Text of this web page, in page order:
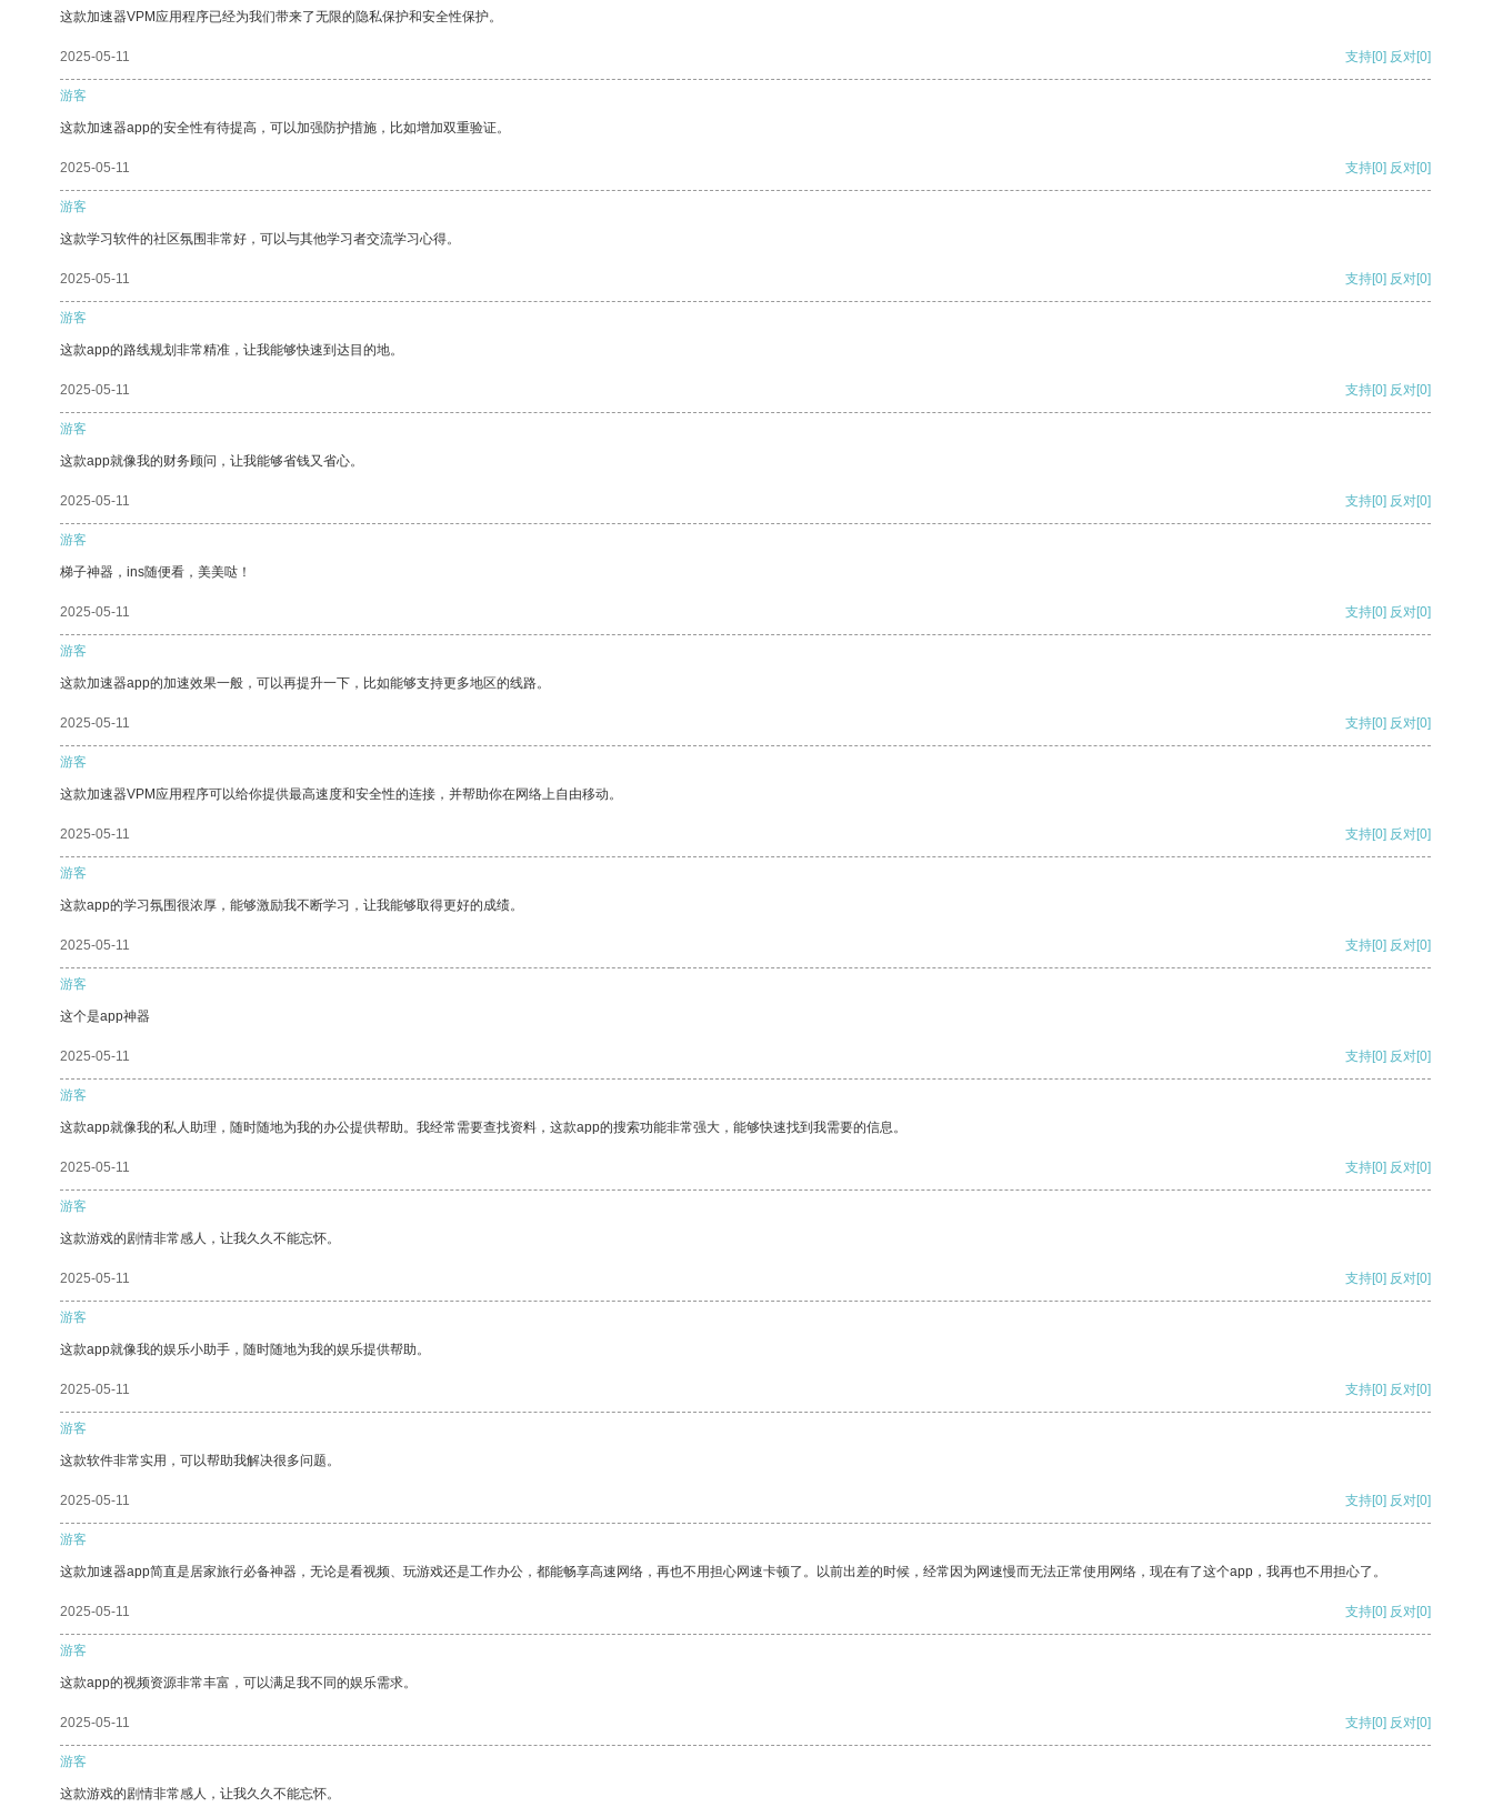
这款加速器VPM应用程序已经为我们带来了无限的隐私保护和安全性保护。
2025-05-11 支持[0] 反对[0]
游客
这款加速器app的安全性有待提高，可以加强防护措施，比如增加双重验证。
2025-05-11 支持[0] 反对[0]
游客
这款学习软件的社区氛围非常好，可以与其他学习者交流学习心得。
2025-05-11 支持[0] 反对[0]
游客
这款app的路线规划非常精准，让我能够快速到达目的地。
2025-05-11 支持[0] 反对[0]
游客
这款app就像我的财务顾问，让我能够省钱又省心。
2025-05-11 支持[0] 反对[0]
游客
梯子神器，ins随便看，美美哒！
2025-05-11 支持[0] 反对[0]
游客
这款加速器app的加速效果一般，可以再提升一下，比如能够支持更多地区的线路。
2025-05-11 支持[0] 反对[0]
游客
这款加速器VPM应用程序可以给你提供最高速度和安全性的连接，并帮助你在网络上自由移动。
2025-05-11 支持[0] 反对[0]
游客
这款app的学习氛围很浓厚，能够激励我不断学习，让我能够取得更好的成绩。
2025-05-11 支持[0] 反对[0]
游客
这个是app神器
2025-05-11 支持[0] 反对[0]
游客
这款app就像我的私人助理，随时随地为我的办公提供帮助。我经常需要查找资料，这款app的搜索功能非常强大，能够快速找到我需要的信息。
2025-05-11 支持[0] 反对[0]
游客
这款游戏的剧情非常感人，让我久久不能忘怀。
2025-05-11 支持[0] 反对[0]
游客
这款app就像我的娱乐小助手，随时随地为我的娱乐提供帮助。
2025-05-11 支持[0] 反对[0]
游客
这款软件非常实用，可以帮助我解决很多问题。
2025-05-11 支持[0] 反对[0]
游客
这款加速器app简直是居家旅行必备神器，无论是看视频、玩游戏还是工作办公，都能畅享高速网络，再也不用担心网速卡顿了。以前出差的时候，经常因为网速慢而无法正常使用网络，现在有了这个app，我再也不用担心了。
2025-05-11 支持[0] 反对[0]
游客
这款app的视频资源非常丰富，可以满足我不同的娱乐需求。
2025-05-11 支持[0] 反对[0]
游客
这款游戏的剧情非常感人，让我久久不能忘怀。